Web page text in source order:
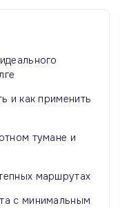
и
и как применить
тумане и
маршрутах
с минимальным